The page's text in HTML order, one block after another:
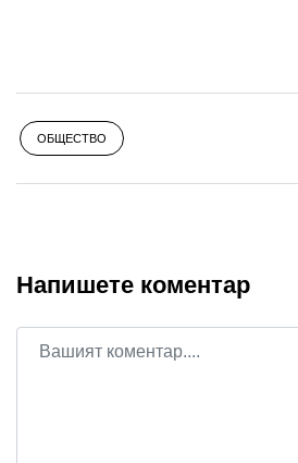
ОБЩЕСТВО
Напишете коментар